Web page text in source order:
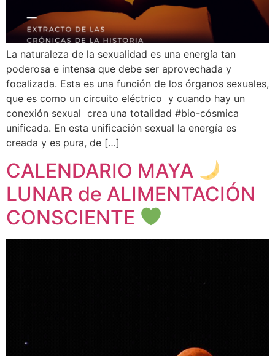
La naturaleza de la sexualidad es una energía tan
poderosa e intensa que debe ser aprovechada y
focalizada. Esta es una función de los órganos sexuales,
que es como un circuito eléctrico y cuando hay un
conexión sexual crea una totalidad #bio-cósmica
unificada. En esta unificación sexual la energía es
creada y es pura, de […]
CALENDARIO MAYA
LUNAR de ALIMENTACIÓN
CONSCIENTE